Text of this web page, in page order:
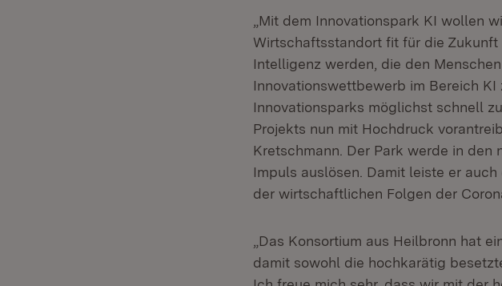
„Mit dem Innovationspark KI wollen
Wirtschaftsstandort fit für die
Intelligenz werden, die den
Innovationswettbewerb im Bereich
Innovationsparks möglichst schnell
Projekts nun mit Hochdruck
Kretschmann. Der Park werde in den
Impuls auslösen. Damit leiste er
der wirtschaftlichen Folgen der
„Das Konsortium aus Heilbronn hat
damit sowohl die hochkarätig